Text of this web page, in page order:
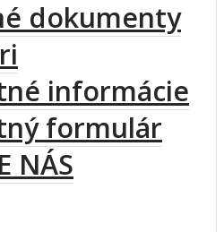
dokumenty
informácie
formulár
NÁS